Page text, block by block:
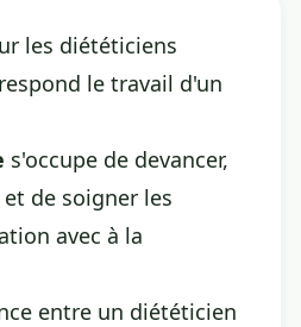
les diététiciens
le travail d'un
s'occupe de devancer,
de soigner les
avec à la
entre un diététicien